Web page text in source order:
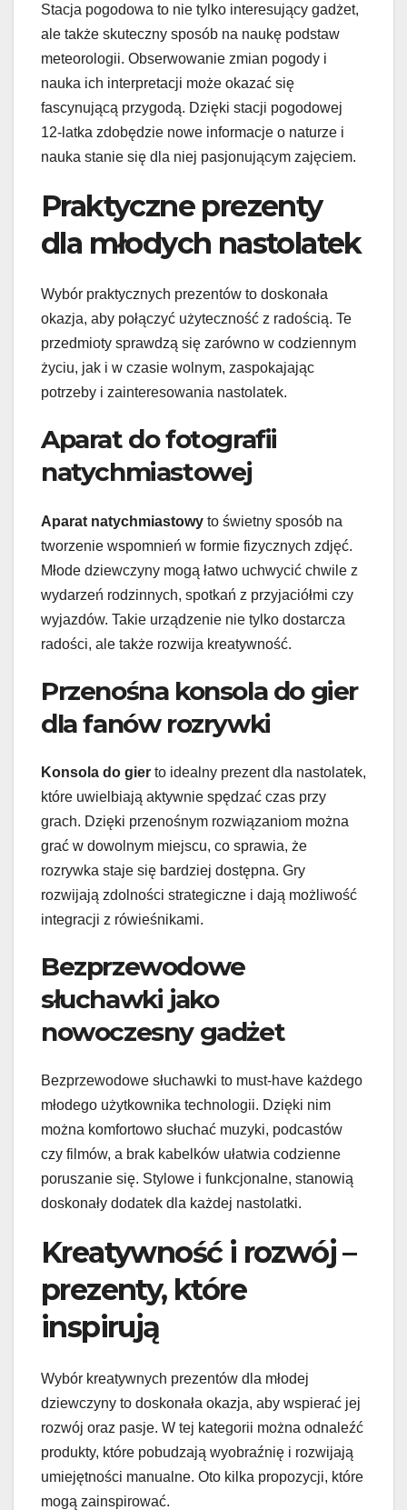
Stacja pogodowa to nie tylko interesujący gadżet,
ale także skuteczny sposób na naukę podstaw
meteorologii. Obserwowanie zmian pogody i
nauka ich interpretacji może okazać się
fascynującą przygodą. Dzięki stacji pogodowej
12-latka zdobędzie nowe informacje o naturze i
nauka stanie się dla niej pasjonującym zajęciem.
Praktyczne prezenty
dla młodych nastolatek
Wybór praktycznych prezentów to doskonała
okazja, aby połączyć użyteczność z radością. Te
przedmioty sprawdzą się zarówno w codziennym
życiu, jak i w czasie wolnym, zaspokajając
potrzeby i zainteresowania nastolatek.
Aparat do fotografii
natychmiastowej
Aparat natychmiastowy to świetny sposób na
tworzenie wspomnień w formie fizycznych zdjęć.
Młode dziewczyny mogą łatwo uchwycić chwile z
wydarzeń rodzinnych, spotkań z przyjaciółmi czy
wyjazdów. Takie urządzenie nie tylko dostarcza
radości, ale także rozwija kreatywność.
Przenośna konsola do gier
dla fanów rozrywki
Konsola do gier to idealny prezent dla nastolatek,
które uwielbiają aktywnie spędzać czas przy
grach. Dzięki przenośnym rozwiązaniom można
grać w dowolnym miejscu, co sprawia, że
rozrywka staje się bardziej dostępna. Gry
rozwijają zdolności strategiczne i dają możliwość
integracji z rówieśnikami.
Bezprzewodowe
słuchawki jako
nowoczesny gadżet
Bezprzewodowe słuchawki to must-have każdego
młodego użytkownika technologii. Dzięki nim
można komfortowo słuchać muzyki, podcastów
czy filmów, a brak kabelków ułatwia codzienne
poruszanie się. Stylowe i funkcjonalne, stanowią
doskonały dodatek dla każdej nastolatki.
Kreatywność i rozwój –
prezenty, które
inspirują
Wybór kreatywnych prezentów dla młodej
dziewczyny to doskonała okazja, aby wspierać jej
rozwój oraz pasje. W tej kategorii można odnaleźć
produkty, które pobudzają wyobraźnię i rozwijają
umiejętności manualne. Oto kilka propozycji, które
mogą zainspirować.